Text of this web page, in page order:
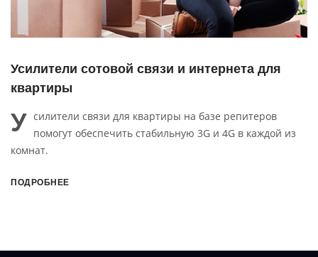
сотовой связи и интернета для
связи для квартиры на базе репитеров
обеспечить стабильную 3G и 4G в каждой из
Усилители
У